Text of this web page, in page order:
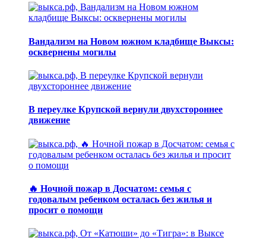
Вандализм на Новом южном кладбище Выксы:
осквернены могилы
В переулке Крупской вернули двухстороннее
движение
🔥 Ночной пожар в Досчатом: семья с
годовалым ребенком осталась без жилья и
просит о помощи